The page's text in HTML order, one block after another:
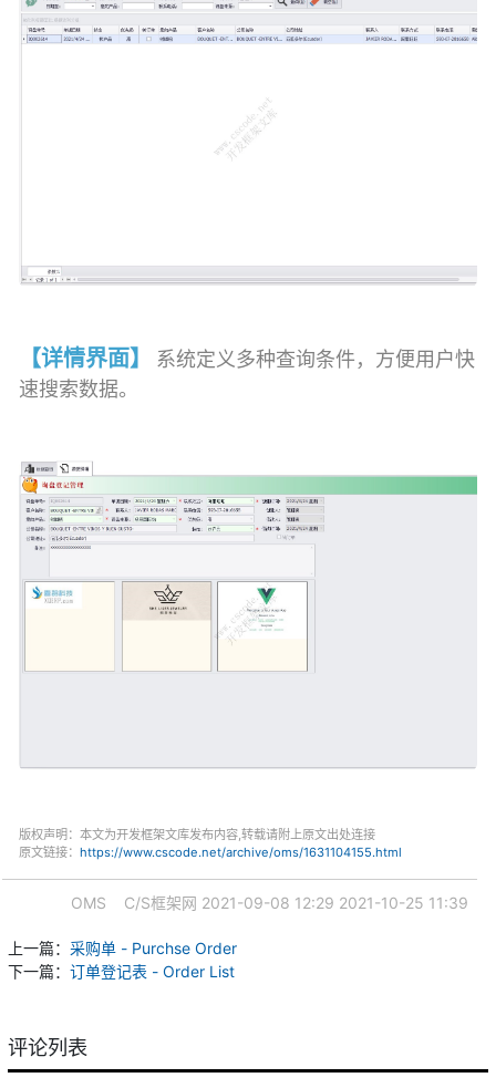
【详情界面】
系统定义多种查询条件，方便用户快
速搜索数据。
版权声明：本文为开发框架文库发布内容,转载请附上原文出处连接
原文链接： https://www.cscode.net/archive/oms/1631104155.html
OMS C/S框架网 2021-09-08 12:29 2021-10-25 11:39
上一篇： 采购单 - Purchse Order
下一篇： 订单登记表 - Order List
评论列表